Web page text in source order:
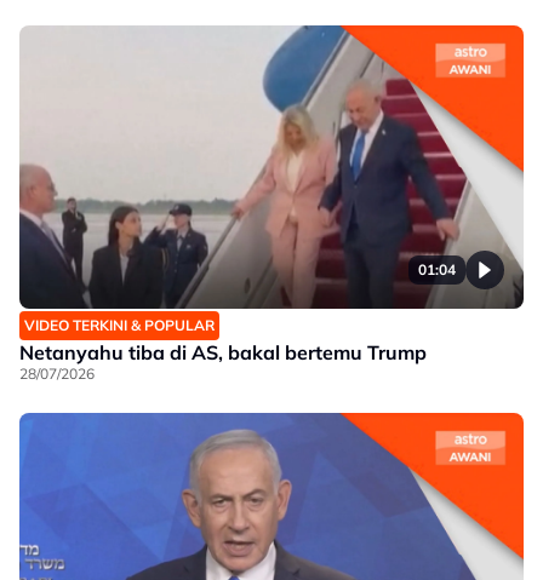
01:04
VIDEO TERKINI & POPULAR
Netanyahu tiba di AS, bakal bertemu Trump
28/07/2026